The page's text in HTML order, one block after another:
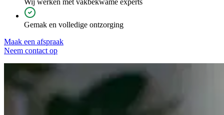
Wij werken met vakbekwame experts
Gemak en volledige ontzorging
Maak een afspraak
Neem contact op